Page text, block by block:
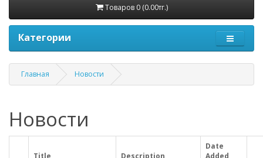
Товаров 0 (0.00тг.)
Категории
Главная Новости
Новости
Title Description
Date
Added